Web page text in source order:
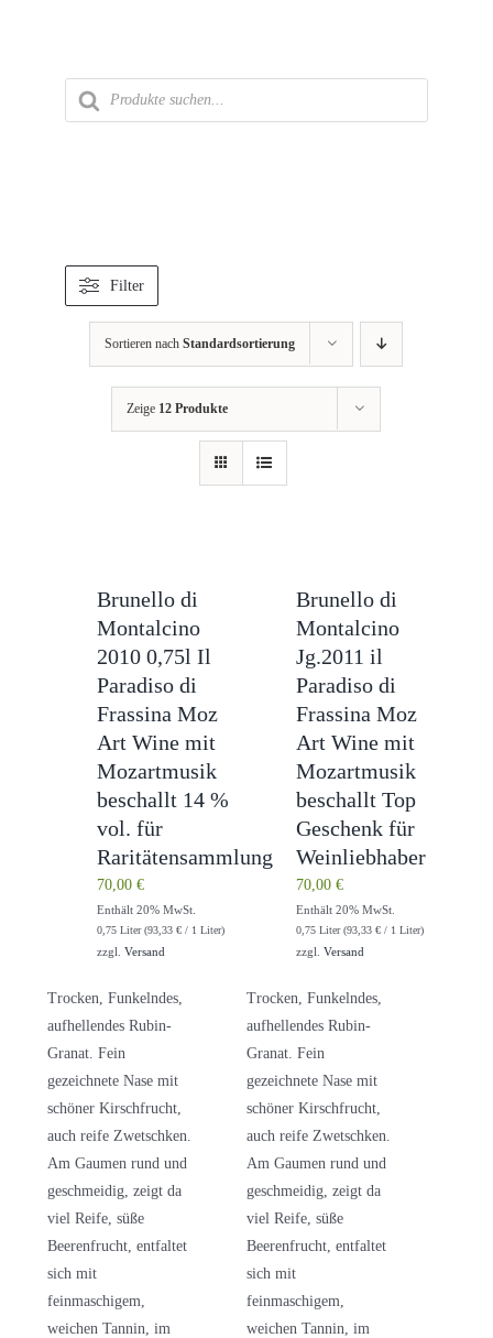
Products
search
Filter
Sortieren nachStandardsortierung
Zeige 12 Produkte
Brunello di
Montalcino
2010 0,75l Il
Paradiso di
Frassina Moz
Art Wine mit
Mozartmusik
beschallt 14 %
vol. für
Raritätensammlung
70,00 €
Enthält 20% MwSt.
0,75 Liter (93,33 €/ 1 Liter)
zzgl. Versand
Trocken, Funkelndes,
aufhellendes Rubin-
Granat. Fein
gezeichnete Nase mit
schöner Kirschfrucht,
auch reife Zwetschken.
Am Gaumen rund und
geschmeidig, zeigt da
viel Reife, süße
Beerenfrucht, entfaltet
sich mit
feinmaschigem,
weichen Tannin, im
Brunello di
Montalcino
Jg.2011 il
Paradiso di
Frassina Moz
Art Wine mit
Mozartmusik
beschallt Top
Geschenk für
Weinliebhaber
70,00€
Enthält 20% MwSt.
0,75 Liter (93,33€ / 1 Liter)
zzgl.Versand
Trocken, Funkelndes,
aufhellendes Rubin-
Granat. Fein
gezeichnete Nase mit
schöner Kirschfrucht,
auch reife Zwetschken.
Am Gaumen rund und
geschmeidig, zeigt da
viel Reife, süße
Beerenfrucht, entfaltet
sich mit
feinmaschigem,
weichen Tannin, im